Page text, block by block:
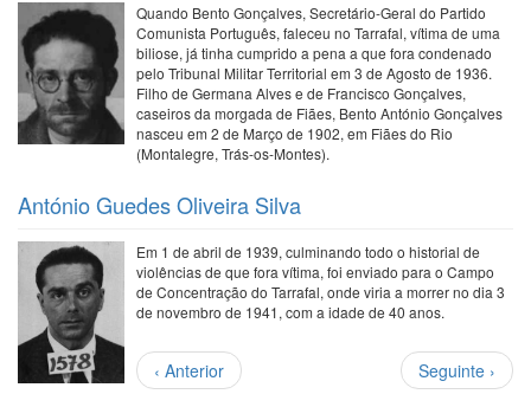
Quando Bento Gonçalves, Secretário-Geral do Partido
Comunista Português, faleceu no Tarrafal, vítima de uma
biliose, já tinha cumprido a pena a que fora condenado
pelo Tribunal Militar Territorial em 3 de Agosto de 1936.
Filho de Germana Alves e de Francisco Gonçalves,
caseiros da morgada de Fiães, Bento António Gonçalves
nasceu em 2 de Março de 1902, em Fiães do Rio
(Montalegre, Trás-os-Montes).
António Guedes Oliveira Silva
Em 1 de abril de 1939, culminando todo o historial de
violências de que fora vítima, foi enviado para o Campo
de Concentração do Tarrafal, onde viria a morrer no dia 3
de novembro de 1941, com a idade de 40 anos.
Paginação
Página
anterior
‹ Anterior
Próxima
página
Seguinte ›